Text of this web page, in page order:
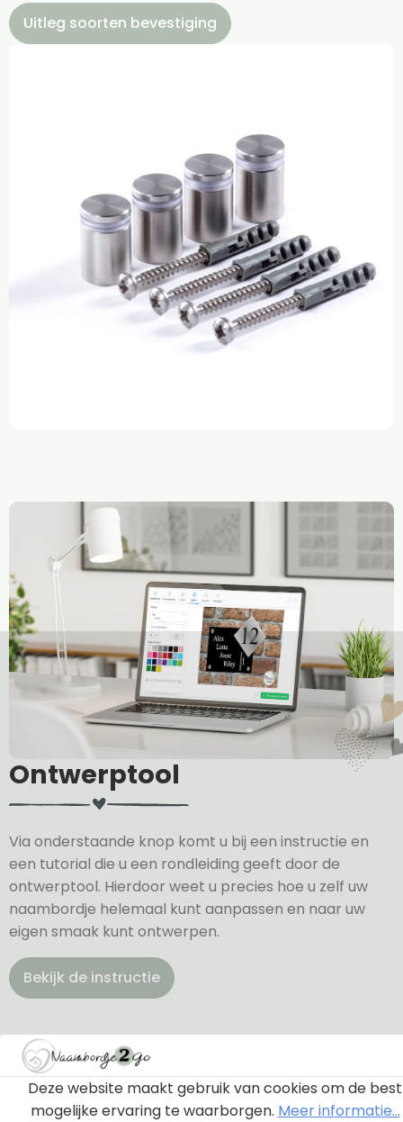
Uitleg soorten bevestiging
Ontwerptool
Via onderstaande knop komt u bij een instructie en
een tutorial die u een rondleiding geeft door de
ontwerptool. Hierdoor weet u precies hoe u zelf uw
naambordje helemaal kunt aanpassen en naar uw
eigen smaak kunt ontwerpen.
Bekijk de instructie
Deze website maakt gebruik van cookies om de best
mogelijke ervaring te waarborgen. Meer informatie...